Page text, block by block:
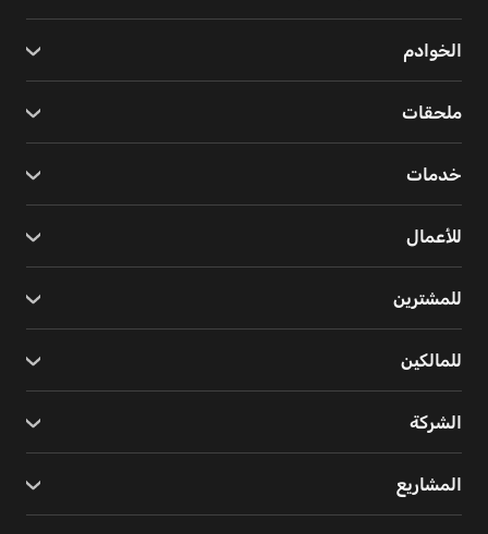
الخوادم
ملحقات
خدمات
للأعمال
للمشترين
للمالكين
الشركة
المشاريع